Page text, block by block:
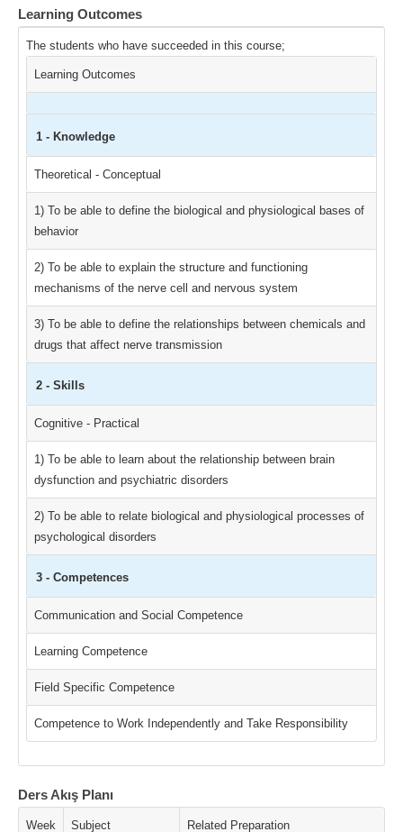
Learning Outcomes
The students who have succeeded in this course;
Learning Outcomes
1 - Knowledge
Theoretical - Conceptual
1) To be able to define the biological and physiological bases of
behavior
2) To be able to explain the structure and functioning
mechanisms of the nerve cell and nervous system
3) To be able to define the relationships between chemicals and
drugs that affect nerve transmission
2 - Skills
Cognitive - Practical
1) To be able to learn about the relationship between brain
dysfunction and psychiatric disorders
2) To be able to relate biological and physiological processes of
psychological disorders
3 - Competences
Communication and Social Competence
Learning Competence
Field Specific Competence
Competence to Work Independently and Take Responsibility
Ders Akış Planı
Week Subject Related Preparation